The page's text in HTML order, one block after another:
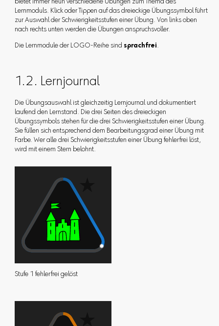
bietet immer neun verschiedene Übungen zum Thema des
Lernmoduls. Klick oder Tippen auf das dreieckige Übungssymbol führt
zur Auswahl der Schwierigkeitsstufen einer Übung. Von links oben
nach rechts unten werden die Übungen anspruchsvoller.
Die Lernmodule der LOGO-Reihe sind sprachfrei.
1.2. Lernjournal
Die Übungsauswahl ist gleichzeitig Lernjournal und dokumentiert
laufend den Lernstand. Die drei Seiten des dreieckigen
Übungssymbols stehen für die drei Schwierigkeitsstufen einer Übung.
Sie füllen sich entsprechend dem Bearbeitungsgrad einer Übung mit
Farbe. Wer alle drei Schwierigkeitsstufen einer Übung fehlerfrei löst,
wird mit einem Stern belohnt.
Stufe 1 fehlerfrei gelöst